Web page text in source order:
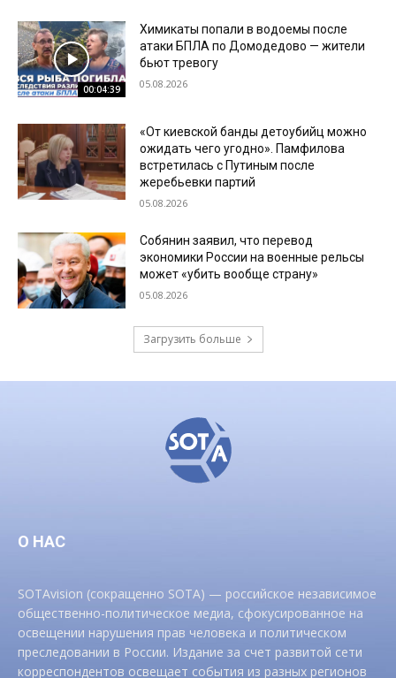
00:04:39
Химикаты попали в водоемы после
атаки БПЛА по Домодедово — жители
бьют тревогу
05.08.2026
«От киевской банды детоубийц можно
ожидать чего угодно». Памфилова
встретилась с Путиным после
жеребьевки партий
05.08.2026
Собянин заявил, что перевод
экономики России на военные рельсы
может «убить вообще страну»
05.08.2026
Загрузить больше
О НАС
SOTAvision (сокращенно SOTA) — российское независимое
общественно-политическое медиа, сфокусированное на
освещении нарушения прав человека и политическом
преследовании в России. Издание за счет развитой сети
корреспондентов освещает события из разных регионов